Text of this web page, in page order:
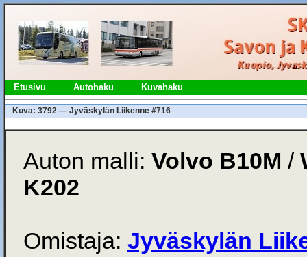
Etusivu Autohaku Kuvahaku
Kuva: 3792 — Jyväskylän Liikenne #716
Auton malli: Volvo B10M /
K202
Omistaja: Jyväskylän